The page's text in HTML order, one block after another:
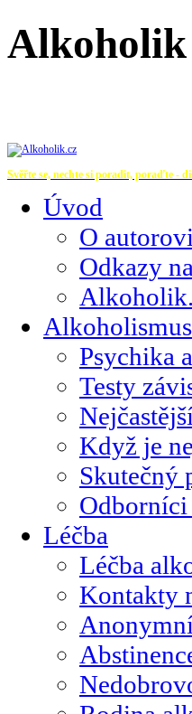
Alkoholik
Svěřte se, nechte si poradit, poraďte -
Úvod
O
Odkazy
Alkoholismus
Psychika
Testy
Když je
Skutečný
Odborníci
Léčba
Léčba
Kontakty